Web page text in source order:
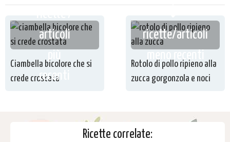
articoli
recenti
Ciambella bicolore che si
crede crostata
ricette/articoli
Rotolo di pollo ripieno alla
zucca gorgonzola e noci
Ricette correlate: